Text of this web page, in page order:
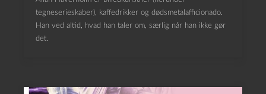
tegneserieskaber), kaffedrikker og dødsmetalafficionado.
Han ved altid, hvad han taler om, særlig når han ikke gør
det.